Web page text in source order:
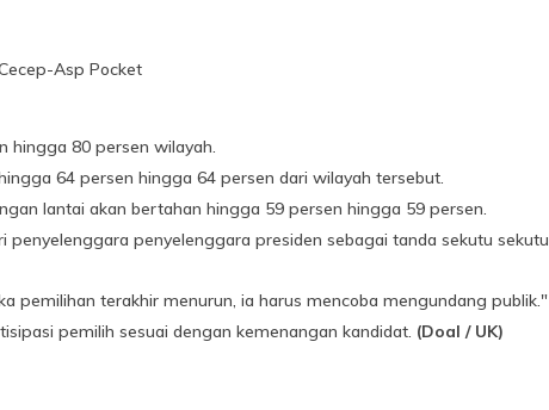
Asp Pocket
hingga 80 persen wilayah.
64 persen hingga 64 persen dari wilayah tersebut.
lantai akan bertahan hingga 59 persen hingga 59 persen.
penyelenggara presiden sebagai tanda sekutu sekutu
pemilihan terakhir menurun, ia harus mencoba mengundang publik."
pemilih sesuai dengan kemenangan kandidat. (Doal / UK)